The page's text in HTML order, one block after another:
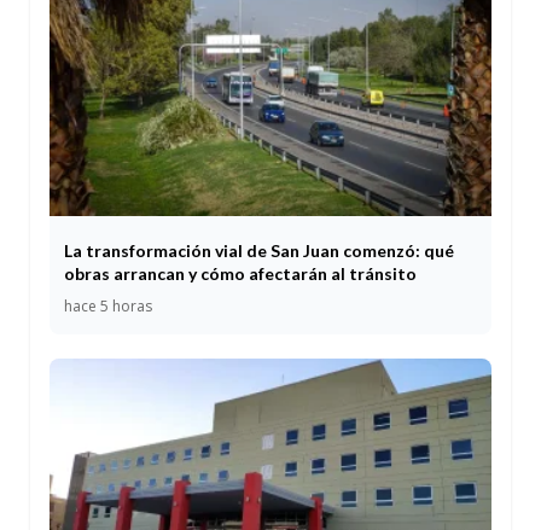
La transformación vial de San Juan comenzó: qué
obras arrancan y cómo afectarán al tránsito
hace 5 horas